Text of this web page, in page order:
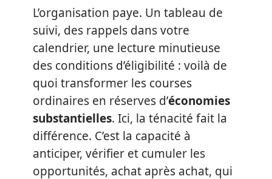
L’organisation paye. Un tableau de
suivi, des rappels dans votre
calendrier, une lecture minutieuse
des conditions d’éligibilité : voilà de
quoi transformer les courses
ordinaires en réserves d’économies
substantielles. Ici, la ténacité fait la
différence. C’est la capacité à
anticiper, vérifier et cumuler les
opportunités, achat après achat, qui